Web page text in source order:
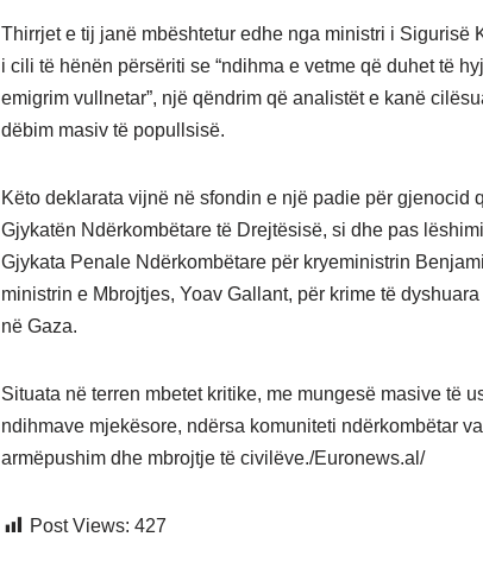
Thirrjet e tij janë mbështetur edhe nga ministri i Sigurisë
i cili të hënën përsëriti se “ndihma e vetme që duhet të
emigrim vullnetar”, një qëndrim që analistët e kanë
dëbim masiv të popullsisë.
Këto deklarata vijnë në sfondin e një padie për gjenocid
Gjykatën Ndërkombëtare të Drejtësisë, si dhe pas
Gjykata Penale Ndërkombëtare për kryeministrin
ministrin e Mbrojtjes, Yoav Gallant, për krime të
në Gaza.
Situata në terren mbetet kritike, me mungesë masive të
ndihmave mjekësore, ndërsa komuniteti ndërkombëtar
armëpushim dhe mbrojtje të civilëve./Euronews.al/
Post Views: 427